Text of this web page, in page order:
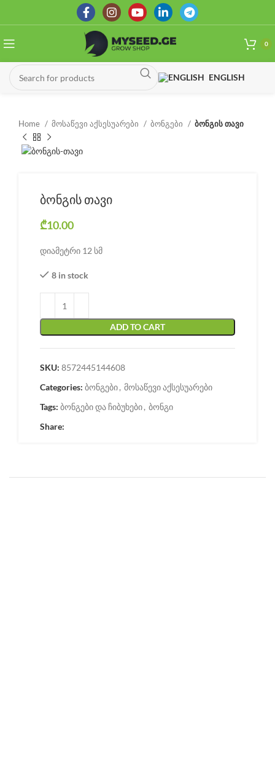
0
ENGLISH
Home მოსაწევი აქსესუარები ბონგები ბონგის თავი
ბონგის თავი
₾10.00
დიამეტრი 12 სმ
8 in stock
ADD TO CART
SKU: 8572445144608
Categories: ბონგები, მოსაწევი აქსესუარები
Tags: ბონგები და ჩიბუხები, ბონგი
Share: